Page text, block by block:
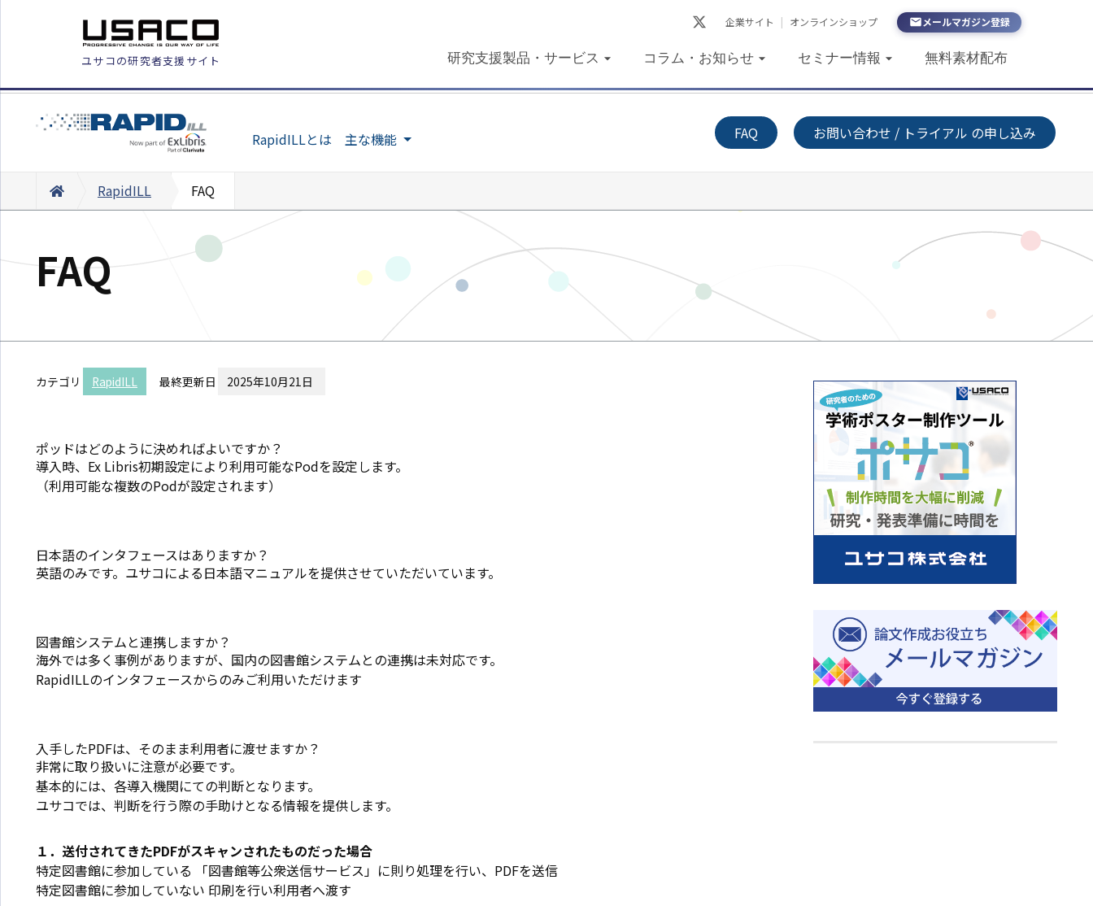
ユサコの研究者支援サイト
企業サイト | オンラインショップ メールマガジン登録
研究支援製品・サービス コラム・お知らせ セミナー情報 無料素材配布
RapidILLとは 主な機能 FAQ お問い合わせ / トライアル の申し込み
RapidILL FAQ
FAQ
カテゴリ RapidILL 最終更新日 2025年10月21日
ポッドはどのように決めればよいですか？
導入時、Ex Libris初期設定により利用可能なPodを設定します。
（利用可能な複数のPodが設定されます）
日本語のインタフェースはありますか？
英語のみです。ユサコによる日本語マニュアルを提供させていただいています。
図書館システムと連携しますか？
海外では多く事例がありますが、国内の図書館システムとの連携は未対応です。
RapidILLのインタフェースからのみご利用いただけます
入手したPDFは、そのまま利用者に渡せますか？
非常に取り扱いに注意が必要です。
基本的には、各導入機関にての判断となります。
ユサコでは、判断を行う際の手助けとなる情報を提供します。
１．送付されてきたPDFがスキャンされたものだった場合
特定図書館に参加している 「図書館等公衆送信サービス」に則り処理を行い、PDFを送信
特定図書館に参加していない 印刷を行い利用者へ渡す